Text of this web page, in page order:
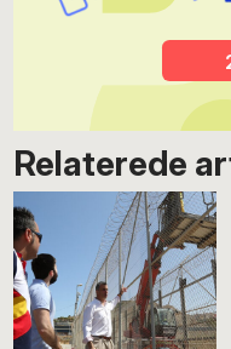
Relaterede